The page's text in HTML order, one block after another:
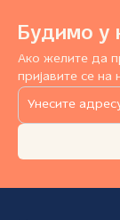
Будимо у
Ако желите да
пријавите се на